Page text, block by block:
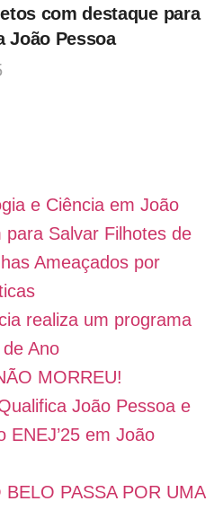
com destaque para
João Pessoa
e Ciência em João
para Salvar Filhotes de
Ameaçados por
realiza um programa
Ano
MORREU!
João Pessoa e
ENEJ’25 em João
PASSA POR UMA